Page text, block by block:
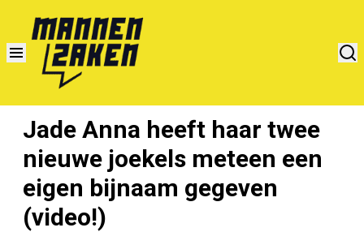
Jade Anna heeft haar twee
nieuwe joekels meteen een
eigen bijnaam gegeven
(video!)